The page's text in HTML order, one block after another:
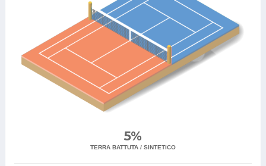
5%
TERRA BATTUTA / SINTETICO